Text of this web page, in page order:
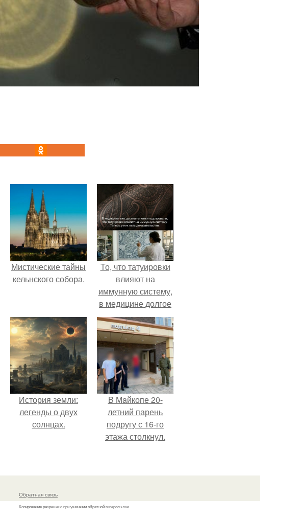
Мистические тайны
кельнского собора.
То, что татуировки
влияют на
иммунную систему,
в медицине долгое
время
рассматривалось
лишь как гипотеза.
История земли:
легенды о двух
солнцах.
B Мaйкопе 20-
летний парень
подругу с 16-го
этажа столкнул.
Обратная связь
Копирование разрешено при указании обратной гиперссылки.